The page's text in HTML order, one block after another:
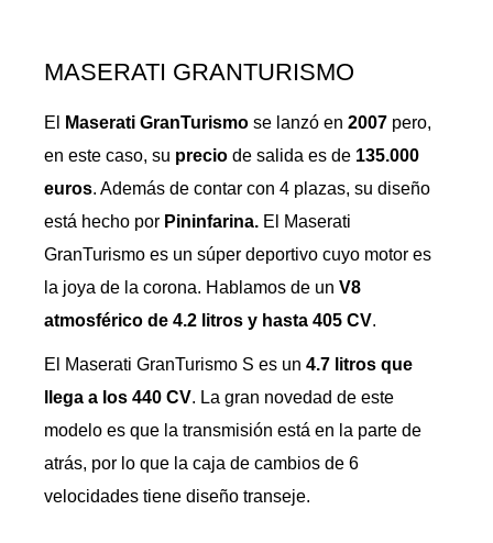
MASERATI GRANTURISMO
El Maserati GranTurismo se lanzó en 2007 pero,
en este caso, su precio de salida es de 135.000
euros. Además de contar con 4 plazas, su diseño
está hecho por Pininfarina. El Maserati
GranTurismo es un súper deportivo cuyo motor es
la joya de la corona. Hablamos de un V8
atmosférico de 4.2 litros y hasta 405 CV.
El Maserati GranTurismo S es un 4.7 litros que
llega a los 440 CV. La gran novedad de este
modelo es que la transmisión está en la parte de
atrás, por lo que la caja de cambios de 6
velocidades tiene diseño transeje.